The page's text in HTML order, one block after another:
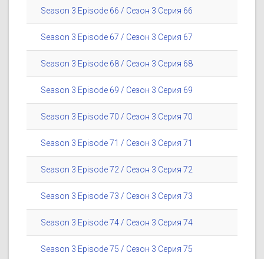
Season 3 Episode 66 / Сезон 3 Серия 66
Season 3 Episode 67 / Сезон 3 Серия 67
Season 3 Episode 68 / Сезон 3 Серия 68
Season 3 Episode 69 / Сезон 3 Серия 69
Season 3 Episode 70 / Сезон 3 Серия 70
Season 3 Episode 71 / Сезон 3 Серия 71
Season 3 Episode 72 / Сезон 3 Серия 72
Season 3 Episode 73 / Сезон 3 Серия 73
Season 3 Episode 74 / Сезон 3 Серия 74
Season 3 Episode 75 / Сезон 3 Серия 75